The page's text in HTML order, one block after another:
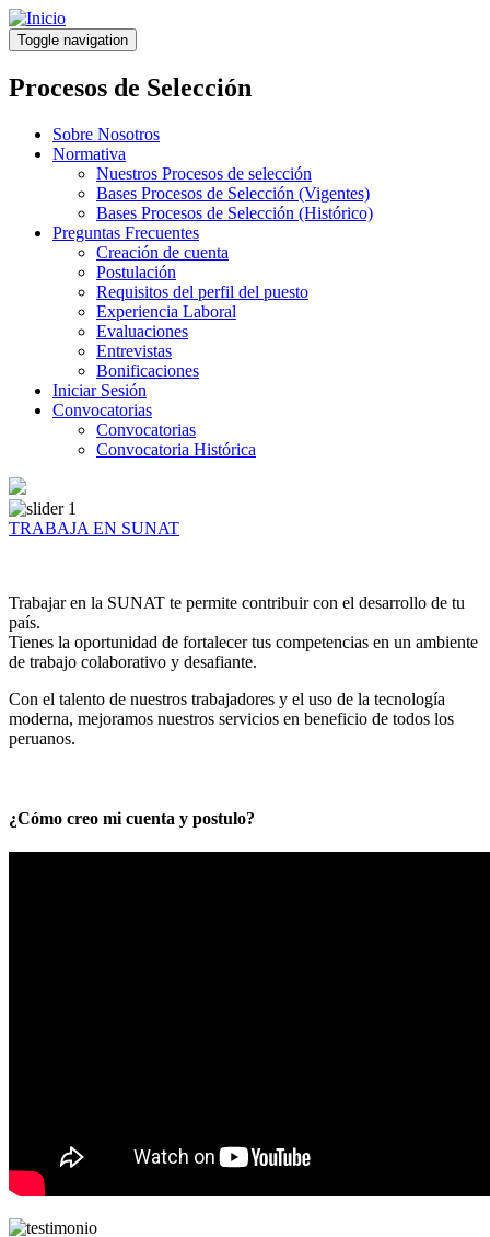
Pasar
al
contenido
principal
Toggle navigation
Procesos de Selección
Sobre Nosotros
Normativa
Nuestros Procesos de selección
Bases Procesos de Selección (Vigentes)
Bases Procesos de Selección (Histórico)
Preguntas Frecuentes
Creación de cuenta
Postulación
Requisitos del perfil del puesto
Experiencia Laboral
Evaluaciones
Entrevistas
Bonificaciones
Iniciar Sesión
Convocatorias
Convocatorias
Convocatoria Histórica
TRABAJA EN SUNAT
Trabajar en la SUNAT te permite contribuir con el desarrollo de tu
país.
Tienes la oportunidad de fortalecer tus competencias en un ambiente
de trabajo colaborativo y desafiante.
Con el talento de nuestros trabajadores y el uso de la tecnología
moderna, mejoramos nuestros servicios en beneficio de todos los
peruanos.
¿Cómo creo mi cuenta y postulo?